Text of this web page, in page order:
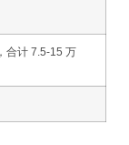
合计 7.5-15 万